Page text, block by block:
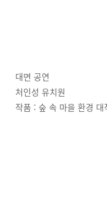
대면 공연
처인성 유치원
작품 : 숲 속 마을 환경 대